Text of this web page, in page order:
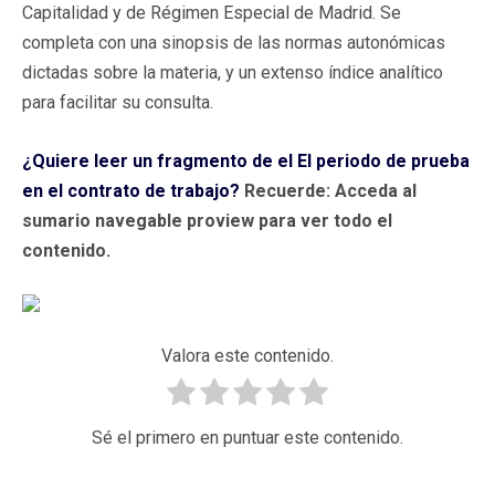
Capitalidad y de Régimen Especial de Madrid. Se
completa con una sinopsis de las normas autonómicas
dictadas sobre la materia, y un extenso índice analítico
para facilitar su consulta.
¿Quiere leer un fragmento de el El periodo de prueba
en el contrato de trabajo? Recuerde: Acceda al
sumario navegable proview para ver todo el
contenido.
Valora este contenido.
Sé el primero en puntuar este contenido.